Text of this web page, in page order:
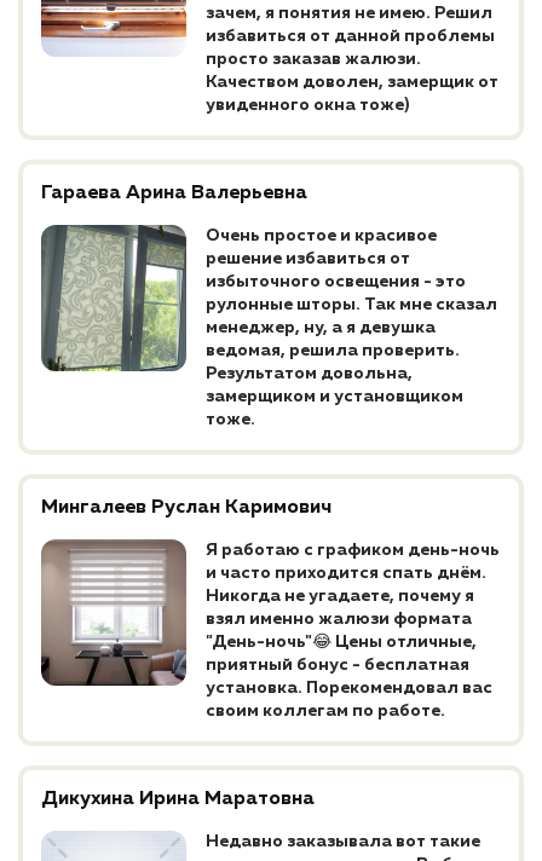
зачем, я понятия не имею. Решил
избавиться от данной проблемы
просто заказав жалюзи.
Качеством доволен, замерщик от
увиденного окна тоже)
Гараева Арина Валерьевна
Очень простое и красивое
решение избавиться от
избыточного освещения - это
рулонные шторы. Так мне сказал
менеджер, ну, а я девушка
ведомая, решила проверить.
Результатом довольна,
замерщиком и установщиком
тоже.
Мингалеев Руслан Каримович
Я работаю с графиком день-ночь
и часто приходится спать днём.
Никогда не угадаете, почему я
взял именно жалюзи формата
"День-ночь"😂 Цены отличные,
приятный бонус - бесплатная
установка. Порекомендовал вас
своим коллегам по работе.
Дикухина Ирина Маратовна
Недавно заказывала вот такие